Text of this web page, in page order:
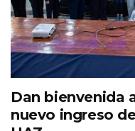
Dan bienvenida
nuevo ingreso